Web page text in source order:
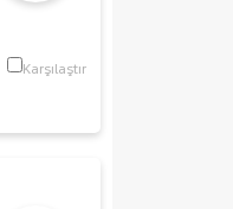
Karşılaştır